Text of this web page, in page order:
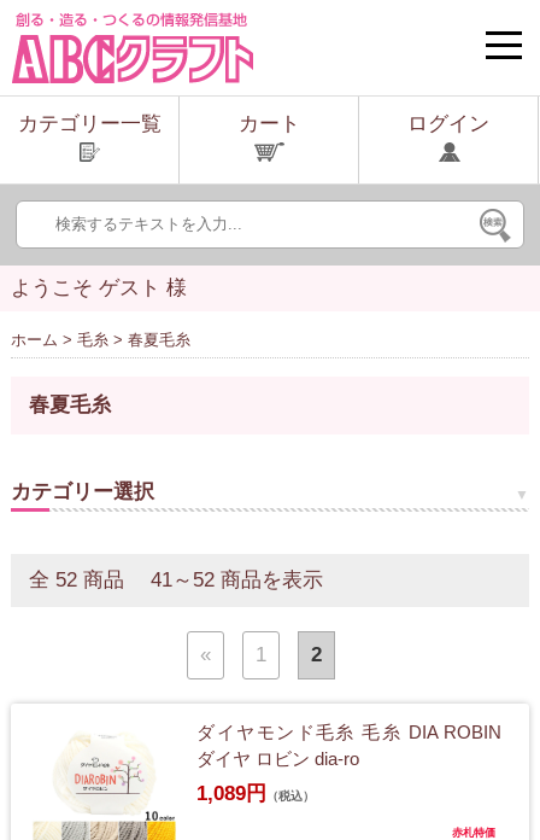
toggle
カテゴリー一覧
カート ログイン
ようこそ ゲスト 様
ホーム > 毛糸> 春夏毛糸
春夏毛糸
カテゴリー選択
全 52 商品 41～52 商品を表示
« 1 2
ダイヤモンド毛糸 毛糸 DIA ROBIN
ダイヤ ロビン dia-ro
1,089円 （税込）
赤札特価